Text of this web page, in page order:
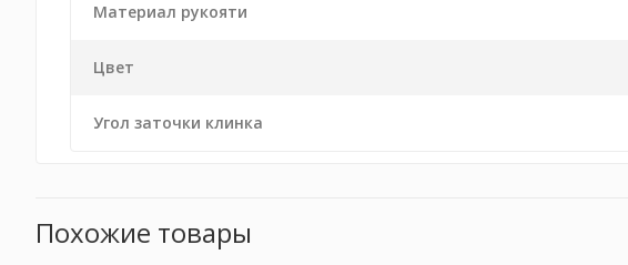
Материал рукояти
Цвет
Угол заточки клинка
Похожие товары